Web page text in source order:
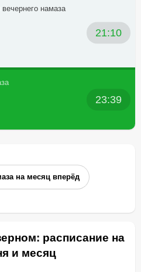
намаза
21:10
23:39
на месяц вперёд
расписание на
и месяц